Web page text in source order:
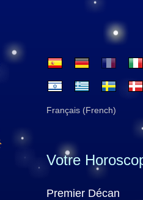
Français (French)
Votre
Premier Décan